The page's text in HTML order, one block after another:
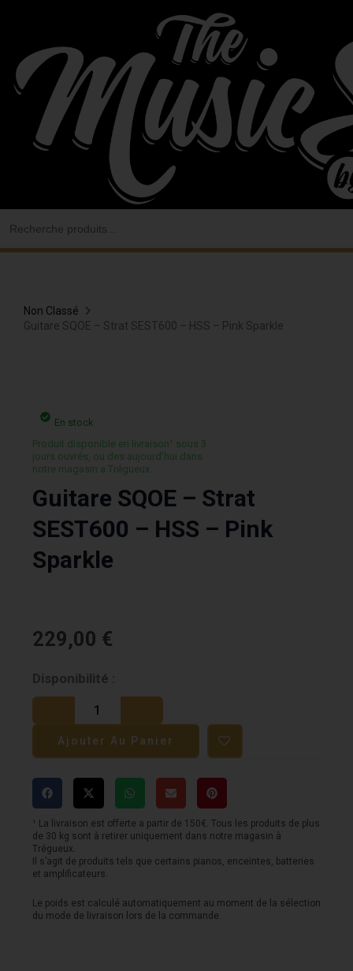
contenu
Non Classé
Guitare SQOE – Strat SEST600 – HSS – Pink Sparkle
En stock
Produit disponible en livraison¹ sous 3
jours ouvrés, ou des aujourd’hui dans
notre magasin a Trégueux.
Guitare SQOE – Strat
SEST600 – HSS – Pink
Sparkle
229,00 €
Disponibilité :
quantité
de
Guitare
SQOE
Strat
SEST600
-
HSS
Pink
Ajouter Au Panier
¹ La livraison est offerte a partir de 150€. Tous les produits de plus
de 30 kg sont à retirer uniquement dans notre magasin à
Trégueux.
Il s’agit de produits tels que certains pianos, enceintes, batteries
et amplificateurs.
Le poids est calculé automatiquement au moment de la sélection
du mode de livraison lors de la commande.